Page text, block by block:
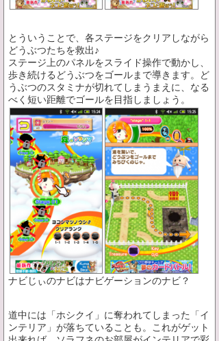
とういうことで、各ステージをクリアしながら
どうぶつたちを救出♪
ステージ上のパネルをスライド操作で動かし、
歩き続けるどうぶつをゴールまで導きます。ど
うぶつのスタミナが切れてしまうまえに、なる
べく短い距離でゴールを目指しましょう。
ナビじぃのナビはナビゲーションのナビ？
道中には「ホシクイ」に奪われてしまった「イ
ンテリア」が落ちていることも。これがゲット